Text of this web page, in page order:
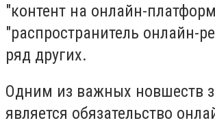
"контент на онлайн-
"распространитель онлайн-
ряд других.
Одним из важных новшеств
является обязательство